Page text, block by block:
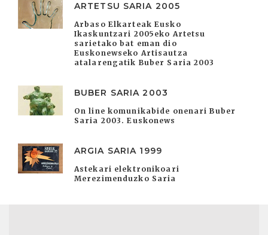
ARTETSU SARIA 2005
Arbaso Elkarteak Eusko
Ikaskuntzari 2005eko Artetsu
sarietako bat eman dio
Euskonewseko Artisautza
atalarengatik Buber Saria 2003
BUBER SARIA 2003
On line komunikabide onenari Buber
Saria 2003. Euskonews
ARGIA SARIA 1999
Astekari elektronikoari
Merezimenduzko Saria